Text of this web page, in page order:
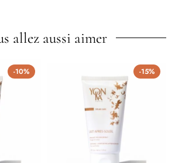
allez aussi aimer
-10% -15%